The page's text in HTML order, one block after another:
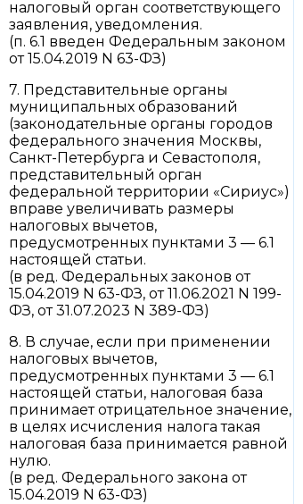
налоговый орган соответствующего
заявления, уведомления.
(п. 6.1 введен Федеральным законом
от 15.04.2019 N 63-ФЗ)
7. Представительные органы
муниципальных образований
(законодательные органы городов
федерального значения Москвы,
Санкт-Петербурга и Севастополя,
представительный орган
федеральной территории «Сириус»)
вправе увеличивать размеры
налоговых вычетов,
предусмотренных пунктами 3 — 6.1
настоящей статьи.
(в ред. Федеральных законов от
15.04.2019 N 63-ФЗ, от 11.06.2021 N 199-
ФЗ, от 31.07.2023 N 389-ФЗ)
8. В случае, если при применении
налоговых вычетов,
предусмотренных пунктами 3 — 6.1
настоящей статьи, налоговая база
принимает отрицательное значение,
в целях исчисления налога такая
налоговая база принимается равной
нулю.
(в ред. Федерального закона от
15.04.2019 N 63-ФЗ)